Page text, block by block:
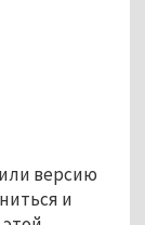
версию
и